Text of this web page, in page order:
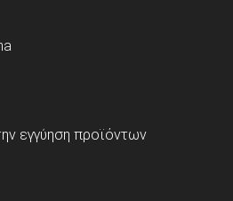
εγγύηση προϊόντων